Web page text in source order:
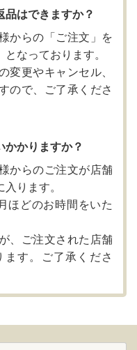
品はできますか？
からの「ご注文」を
なっております。
変更やキャンセル、
ので、ご了承くださ
かかりますか？
からのご注文が店舗
ります。
ほどのお時間をいた
、ご注文された店舗
す。ご了承くださ